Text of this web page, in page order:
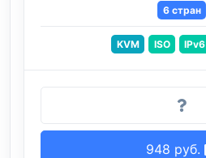
6 стран
KVM ISO IPv6
948 руб.